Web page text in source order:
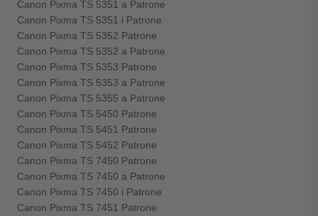
Canon Pixma TS 5351 a Patrone
Canon Pixma TS 5351 i Patrone
Canon Pixma TS 5352 Patrone
Canon Pixma TS 5352 a Patrone
Canon Pixma TS 5353 Patrone
Canon Pixma TS 5353 a Patrone
Canon Pixma TS 5355 a Patrone
Canon Pixma TS 5450 Patrone
Canon Pixma TS 5451 Patrone
Canon Pixma TS 5452 Patrone
Canon Pixma TS 7450 Patrone
Canon Pixma TS 7450 a Patrone
Canon Pixma TS 7450 i Patrone
Canon Pixma TS 7451 Patrone